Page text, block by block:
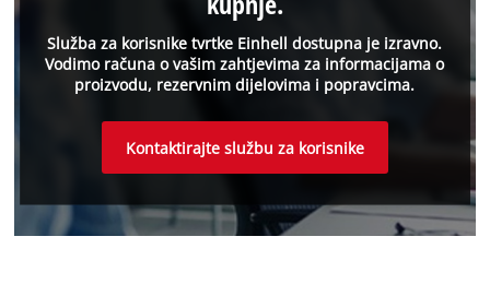
Služba za korisnike tvrtke Einhell dostupna je izravno.
Vodimo računa o vašim zahtjevima za informacijama o
proizvodu, rezervnim dijelovima i popravcima.
Kontaktirajte službu za korisnike